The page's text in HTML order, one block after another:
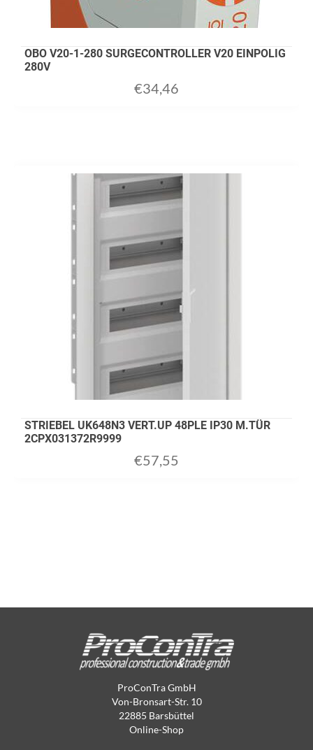
OBO V20-1-280 SURGECONTROLLER V20 EINPOLIG
280V
€34,46
STRIEBEL UK648N3 VERT.UP 48PLE IP30 M.TÜR
2CPX031372R9999
€57,55
ProConTra GmbH
Von-Bronsart-Str. 10
22885 Barsbüttel
Online-Shop